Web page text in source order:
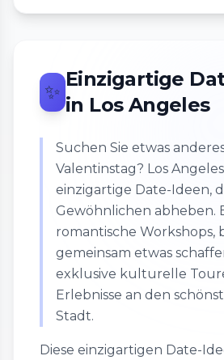
✨
Einzigartige
in Los Angeles
Suchen Sie etwas
Valentinstag? Los
einzigartige Date-Ideen,
Gewöhnlichen abheben.
romantische Workshops,
gemeinsam etwas
exklusive kulturelle
Erlebnisse an den
Stadt.
Diese einzigartigen Date-